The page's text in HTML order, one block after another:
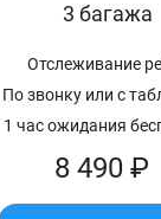
3 багажа
Отслеживание
По звонку или с
1 час ожидания
8 490 ₽